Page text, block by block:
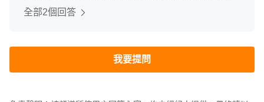
平
全部2個回答
我要提問